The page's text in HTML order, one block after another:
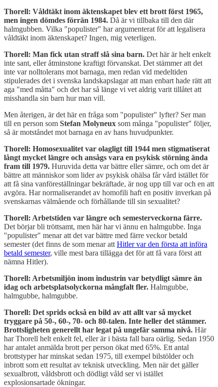
Thorell: Våldtäkt inom äktenskapet blev ett brott först 1965,
men ingen dömdes förrän 1984. Då är vi tillbaka till den där
halmgubben. Vilka "populister" har argumenterat för att legalisera
våldtäkt inom äktenskapet? Ingen, mig veterligen.
Thorell: Man fick utan straff slå sina barn. Det här är helt enkelt
inte sant, eller åtminstone kraftigt förvanskat. Det stämmer att det
inte var nolltolerans mot barnaga, men redan vid medeltiden
stipulerades det i svenska landskapslagar att man enbart hade rätt att
aga "med måtta" och det har så länge vi vet aldrig varit tillåtet att
misshandla sin barn hur man vill.
Men återigen, är det här en fråga som "populister" lyfter? Ser man
till en person som Stefan Molyneux som många "populister" följer,
så är motståndet mot barnaga en av hans huvudpunkter.
Thorell: Homosexualitet var olagligt till 1944 men stigmatiserat
långt mycket längre och ansågs vara en psykisk störning ända
fram till 1979. Huruvida detta var bättre eller sämre, och om det är
bättre att människor som lider av psykisk ohälsa får vård istället för
att få sina vanföreställningar bekräftade, är nog upp till var och en att
avgöra. Har normaliserandet av homofili haft en positiv inverkan på
svenskarnas välmående och förhållande till sin sexualitet?
Thorell: Arbetstiden var längre och semesterveckorna färre.
Det börjar bli tröttsamt, men här har vi ännu en halmgubbe. Inga
"populister" menar att det var bättre med färre veckor betald
semester (det finns de som menar att Hitler var den första att införa
betald semester, ville mest bara tillägga det för att få vara först att
nämna Hitler).
Thorell: Arbetsmiljön inom industrin var betydligt sämre än
idag och arbetsplatsolyckorna mångfalt fler. Halmgubbe,
halmgubbe, halmgubbe.
Thorell: Det sprids också en bild av att allt var så mycket
tryggare på 50-, 60-, 70- och 80-talen. Inte heller det stämmer.
Brottsligheten generellt har legat på ungefär samma nivå. Här
har Thorell helt enkelt fel, eller är i bästa fall bara oärlig. Sedan 1950
har antalet anmälda brott per person ökat med 65%. Ett antal
brottstyper har minskat sedan 1975, till exempel bilstölder och
inbrott som ett resultat av teknisk utveckling. Men när det gäller
sexualbrott, våldsbrott och dödligt våld ser vi istället
explosionsartade ökningar.